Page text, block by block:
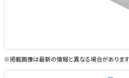
※掲載画像は最新の情報と異なる場合があります